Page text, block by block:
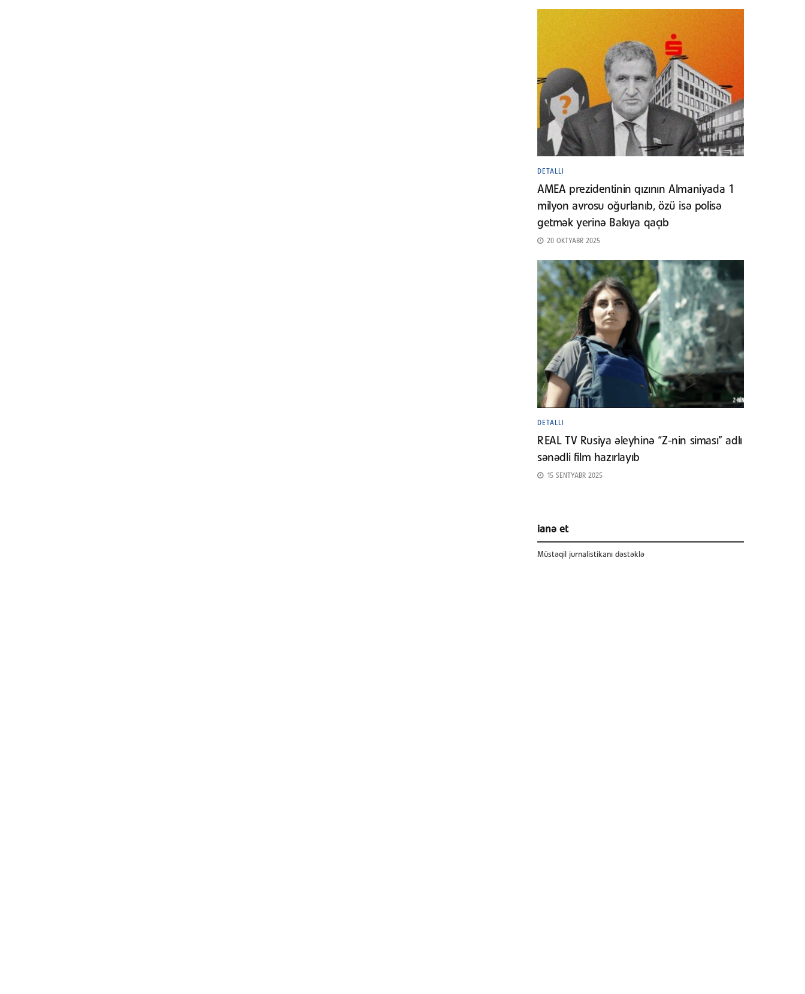
DETALLI
AMEA prezidentinin qızının Almaniyada 1
milyon avrosu oğurlanıb, özü isə polisə
getmək yerinə Bakıya qaçıb
20 OKTYABR 2025
DETALLI
REAL TV Rusiya əleyhinə “Z-nin siması” adlı
sənədli film hazırlayıb
15 SENTYABR 2025
ianə et
Müstəqil jurnalistikanı dəstəklə